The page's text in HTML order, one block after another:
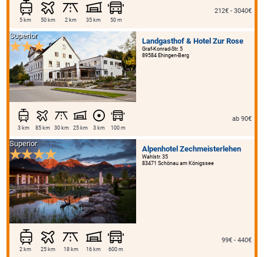
5 km 50 km 2 km 35 km 50 m
212€ - 3040€
Landgasthof & Hotel Zur Rose
Graf-Konrad-Str. 5
89584 Ehingen-Berg
Superior
3 km 85 km 30 km 25 km 3 km 100 m
ab 90€
Alpenhotel Zechmeisterlehen
Wahlstr. 35
83471 Schönau am Königssee
Superior
2 km 25 km 18 km 16 km 600 m
99€ - 440€